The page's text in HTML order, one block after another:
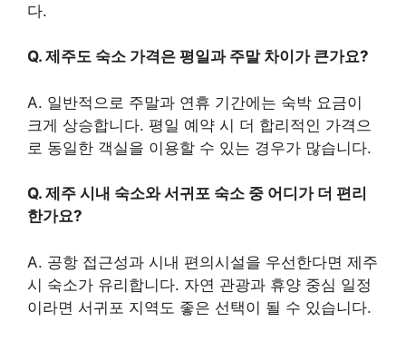
다.
Q. 제주도 숙소 가격은 평일과 주말 차이가 큰가요?
A. 일반적으로 주말과 연휴 기간에는 숙박 요금이
크게 상승합니다. 평일 예약 시 더 합리적인 가격으
로 동일한 객실을 이용할 수 있는 경우가 많습니다.
Q. 제주 시내 숙소와 서귀포 숙소 중 어디가 더 편리
한가요?
A. 공항 접근성과 시내 편의시설을 우선한다면 제주
시 숙소가 유리합니다. 자연 관광과 휴양 중심 일정
이라면 서귀포 지역도 좋은 선택이 될 수 있습니다.